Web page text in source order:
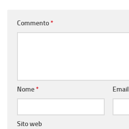
Commento*
Nome* Email
Sito web